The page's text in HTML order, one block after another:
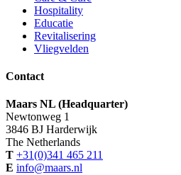
Hospitality
Educatie
Revitalisering
Vliegvelden
Contact
Maars NL (Headquarter)
Newtonweg 1
3846 BJ Harderwijk
The Netherlands
T +31(0)341 465 211
E info@maars.nl